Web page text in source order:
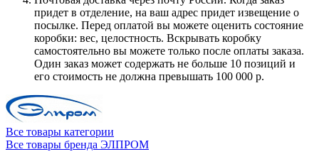
придет в отделение, на ваш адрес придет извещение о
посылке. Перед оплатой вы можете оценить состояние
коробки: вес, целостность. Вскрывать коробку
самостоятельно вы можете только после оплаты заказа.
Один заказ может содержать не больше 10 позиций и
его стоимость не должна превышать 100 000 р.
Все товары категории
Все товары бренда ЭЛПРОМ